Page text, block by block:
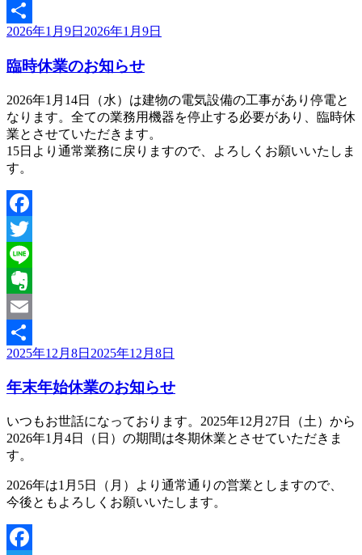
Email
共
有
投
日:
2026年1月9日 2026年1月9日
臨時休業のお知らせ
2026年1月14日（水）は建物の電気設備の工事があり停電と
なります。全ての業務用機器を停止する必要があり、臨時休
業とさせていただきます。
15日より通常業務に戻りますので、よろしくお願いいたしま
す。
Facebook
Twitter
Line
Evernote
Email
共
有
投
日:
2025年12月8日 2025年12月8日
年末年始休業のお知らせ
いつもお世話になっております。2025年12月27日（土）から
2026年1月4日（日）の期間は冬期休業とさせていただきま
す。
2026年は1月5日（月）より通常通りの営業としますので、
今後ともよろしくお願いいたします。